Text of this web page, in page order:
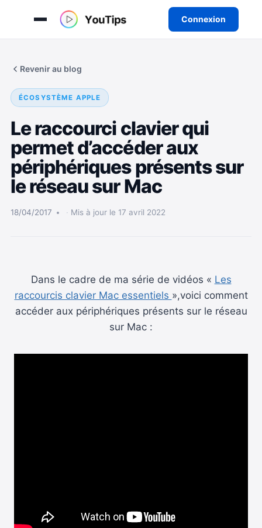
Connexion
Revenir au blog
ÉCOSYSTÈME APPLE
Le raccourci clavier qui
permet d’accéder aux
périphériques présents sur
le réseau sur Mac
18/04/2017 Mis à jour le 17 avril 2022
Dans le cadre de ma série de vidéos « Les
raccourcis clavier Mac essentiels »,voici comment
accéder aux périphériques présents sur le réseau
sur Mac :